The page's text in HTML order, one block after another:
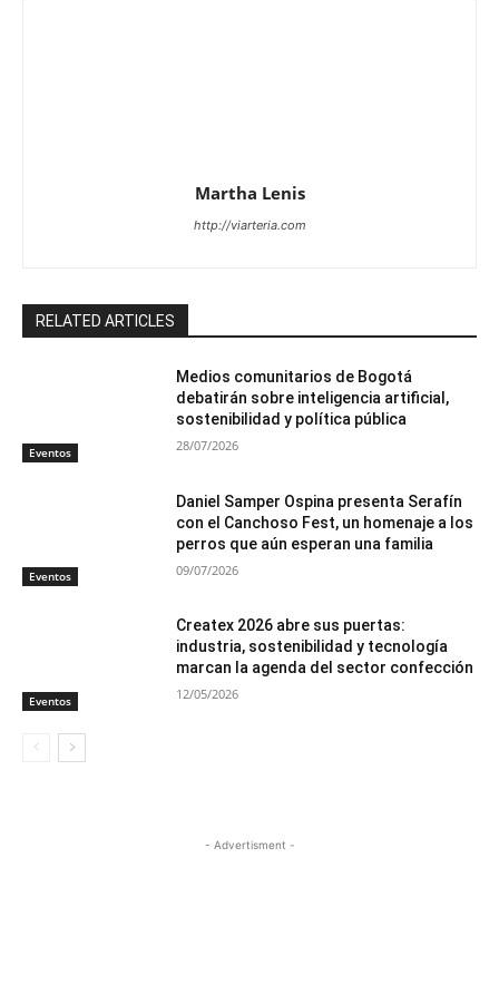
Martha Lenis
http://viarteria.com
RELATED ARTICLES
Eventos
Medios comunitarios de Bogotá
debatirán sobre inteligencia artificial,
sostenibilidad y política pública
28/07/2026
Eventos
Daniel Samper Ospina presenta Serafín
con el Canchoso Fest, un homenaje a los
perros que aún esperan una familia
09/07/2026
Eventos
Createx 2026 abre sus puertas:
industria, sostenibilidad y tecnología
marcan la agenda del sector confección
12/05/2026
- Advertisment -